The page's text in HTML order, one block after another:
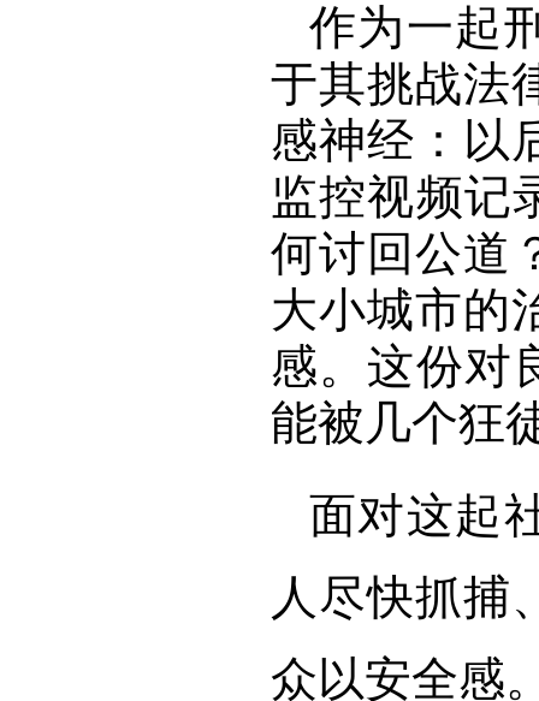
作为一起
于其挑战法
感神经：以
监控视频记
何讨回公道
大小城市的
感。这份对
能被几个狂
面对这起
人尽快抓捕
众以安全感